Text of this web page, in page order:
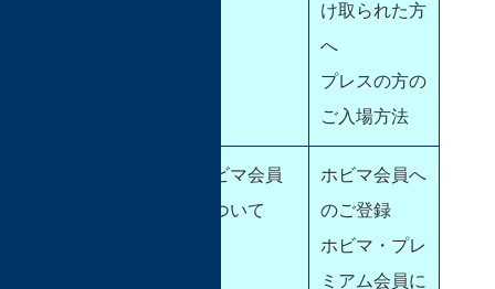
け取られた方
へ
プレスの方の
ご入場方法
ホビマ会員
について
ホビマ会員へ
のご登録
ホビマ・プレ
ミアム会員に